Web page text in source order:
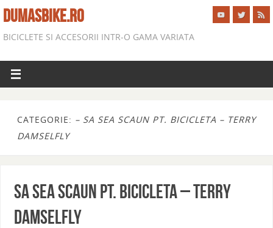
DUMASBIKE.RO
BICICLETE SI ACCESORII INTR-O GAMA VARIATA
CATEGORIE: – SA SEA SCAUN PT. BICICLETA – TERRY
DAMSELFLY
SA SEA SCAUN PT. BICICLETA – TERRY
DAMSELFLY